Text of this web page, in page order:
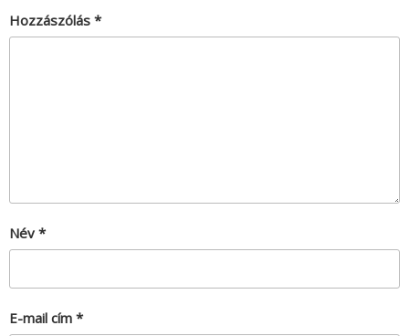
Hozzászólás *
Név *
E-mail cím *